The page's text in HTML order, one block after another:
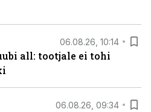
06.08.26, 10:14
all: tootjale ei tohi
06.08.26, 09:34